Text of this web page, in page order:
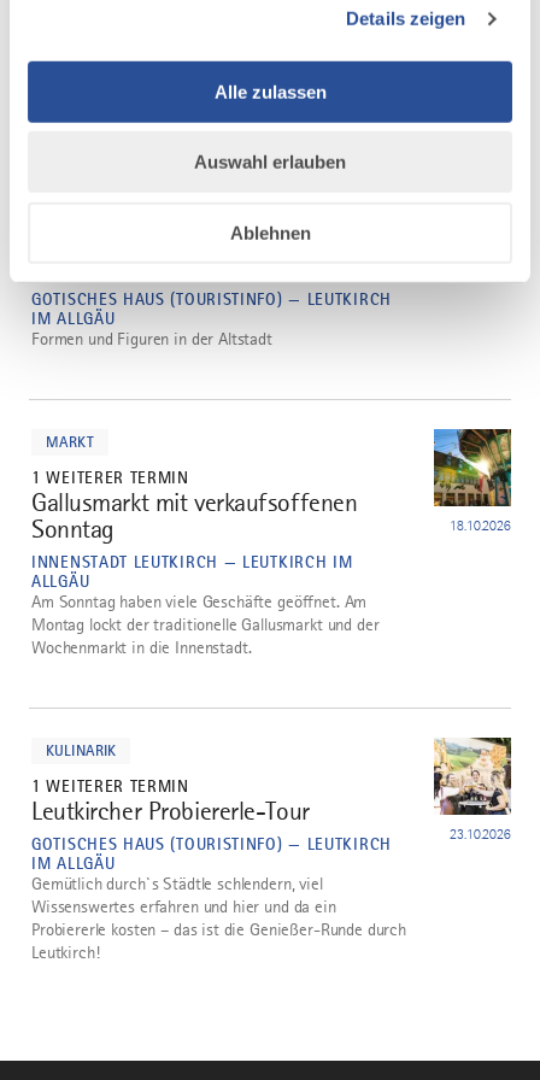
Details zeigen
Alle zulassen
Auswahl erlauben
Ablehnen
ALLGÄU
20.08.2026
Kunst in der Altstadt: Skulpturen und
GOTISCHES HAUS (TOURISTINFO) — LEUTKIRCH
IM ALLGÄU
Formen und Figuren in der Altstadt
MARKT
1 WEITERER TERMIN
4
Gallusmarkt mit verkaufsoffenen
Sonntag
INNENSTADT LEUTKIRCH — LEUTKIRCH IM
ALLGÄU
18.10.2026
Am Sonntag haben viele Geschäfte geöffnet. Am
Montag lockt der traditionelle Gallusmarkt und der
Wochenmarkt in die Innenstadt.
KULINARIK
1 WEITERER TERMIN
5
Leutkircher Probiererle-Tour
GOTISCHES HAUS (TOURISTINFO) — LEUTKIRCH
IM ALLGÄU
23.10.2026
Gemütlich durch`s Städtle schlendern, viel
Wissenswertes erfahren und hier und da ein
Probiererle kosten – das ist die Genießer-Runde durch
Leutkirch!